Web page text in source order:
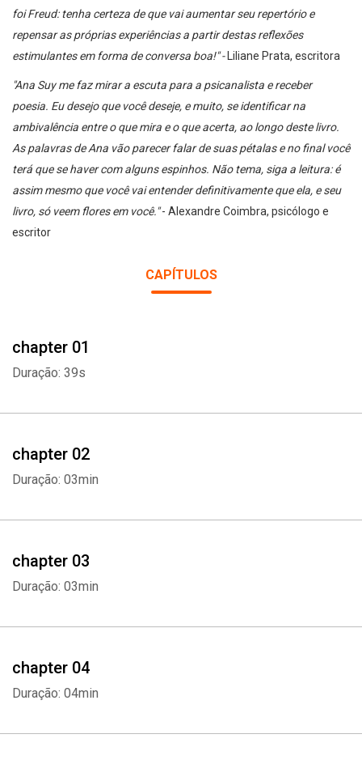
foi Freud: tenha certeza de que vai aumentar seu repertório e
repensar as próprias experiências a partir destas reflexões
estimulantes em forma de conversa boa!" -Liliane Prata, escritora
"Ana Suy me faz mirar a escuta para a psicanalista e receber
poesia. Eu desejo que você deseje, e muito, se identificar na
ambivalência entre o que mira e o que acerta, ao longo deste livro.
As palavras de Ana vão parecer falar de suas pétalas e no final você
terá que se haver com alguns espinhos. Não tema, siga a leitura: é
assim mesmo que você vai entender definitivamente que ela, e seu
livro, só veem flores em você."- Alexandre Coimbra, psicólogo e
escritor
CAPÍTULOS
chapter 01
Duração: 39s
chapter 02
Duração: 03min
chapter 03
Duração: 03min
chapter 04
Duração: 04min